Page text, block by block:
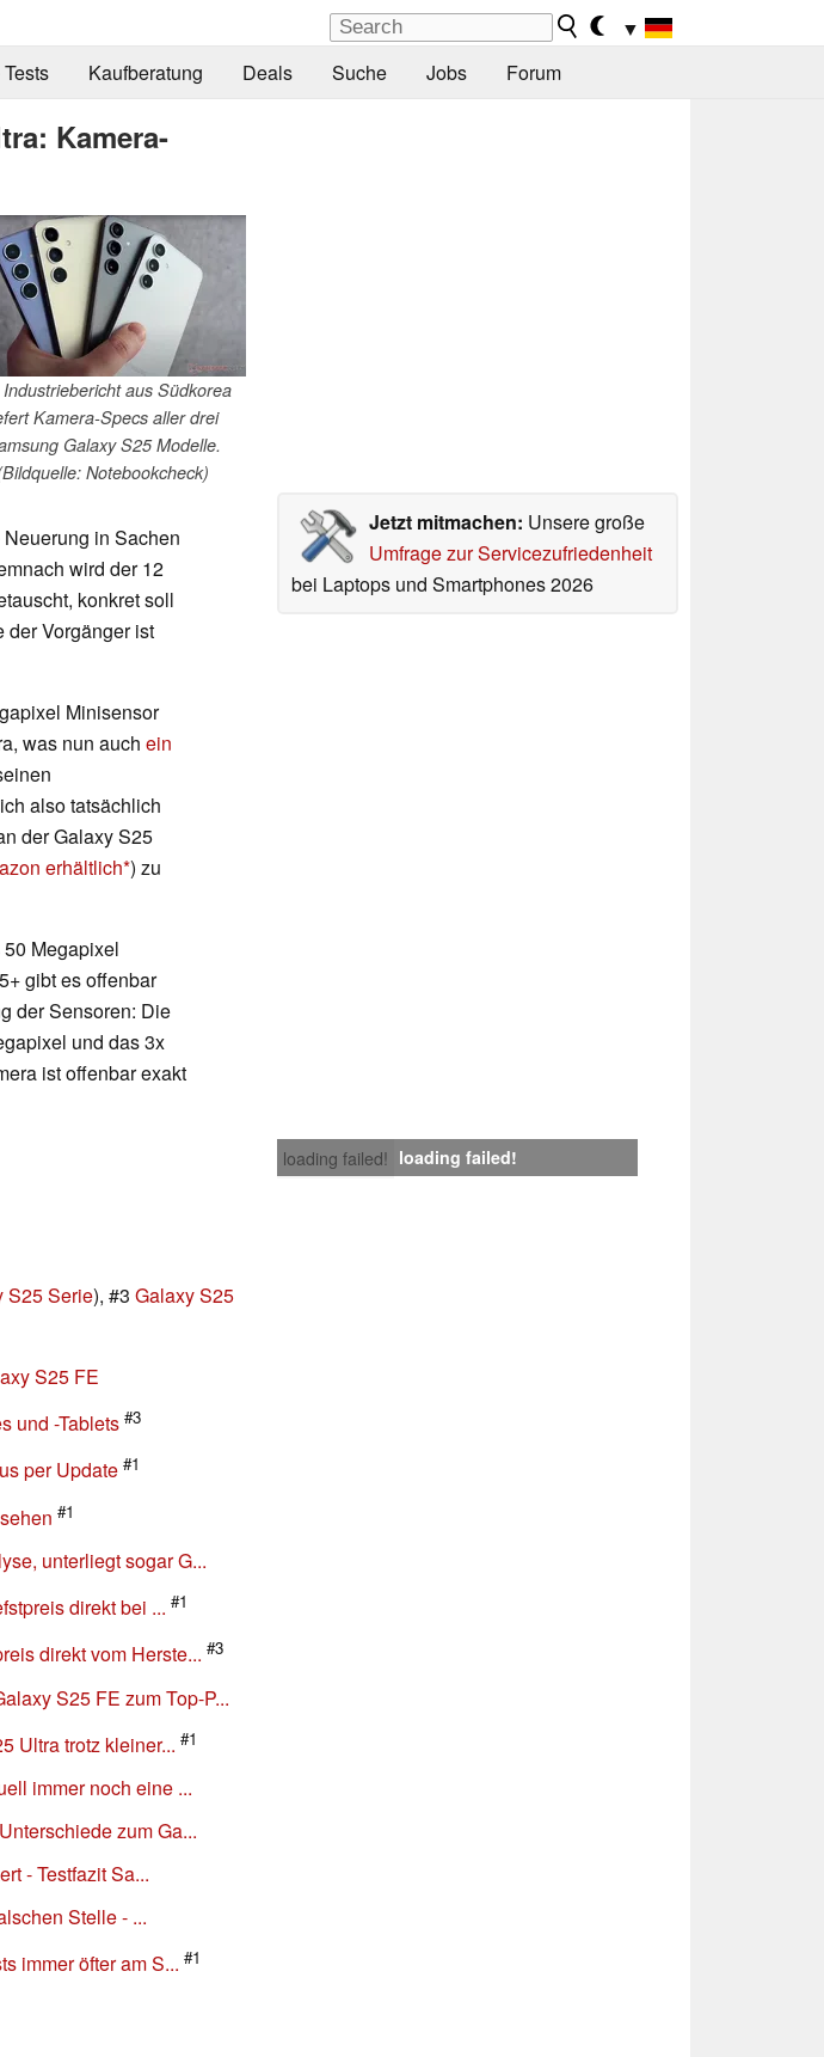
▼
Kaufberatung Deals Suche Jobs Forum
Kamera-
aus Südkorea
Kamera-Specs aller drei
Galaxy S25 Modelle.
Notebookcheck)
Jetzt mitmachen: Unsere große
Umfrage zur Servicezufriedenheit
bei Laptops und Smartphones 2026
in Sachen
wird der 12
konkret soll
Vorgänger ist
Minisensor
was nun auch ein
also tatsächlich
der Galaxy S25
erhältlich ) zu
Megapixel
gibt es offenbar
der Sensoren: Die
und das 3x
ist offenbar exakt
loading failed! loading failed!
S25 Serie), #3 Galaxy S25
S25 FE
und -Tablets #3
per Update #1
#1
unterliegt sogar G...
direkt bei ... #1
direkt vom Herste... #3
S25 FE zum Top-P...
Ultra trotz kleiner... #1
immer noch eine ...
zum Ga...
- Testfazit Sa...
Stelle - ...
immer öfter am S... #1